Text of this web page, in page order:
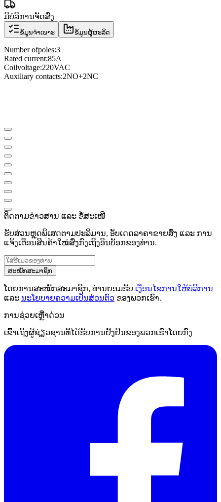
ມີບໍລິການຈັດສົ່ງ
ຂໍ້ມູນຈຳເພາະ ຂໍ້ມູນຜູ້ຜະລິດ
Number ofpoles:3
Rated current:85A
Coilvoltage:220VAC
Auxiliary contacts:2NO+2NC
ຕິດຕາມຂ່າວສານ ແລະ ຂໍ້ສະເໜີ
ຮັບສ່ວນຫຼຸດພິເສດຕາມປະລິມານ, ອັບເດດລາຄາຂາຍສົ່ງ ແລະ ການ
ແຈ້ງເຕືອນສິນຄ້າໃໝ່ສົ່ງກົງເຖິງອິນບັອກຂອງທ່ານ.
ສະໝັກສະມາຊິກ
ໂດຍການສະໝັກສະມາຊິກ, ທ່ານຍອມຮັບ ເງື່ອນໄຂການໃຫ້ບໍລິການ
ແລະ ນະໂຍບາຍຄວາມເປັນສ່ວນຕົວ ຂອງພວກເຮົາ.
ການຊ່ວຍເຫຼືໍາດ່ວນ
ເຂົ້າເຖິງຜູ້ຊ່ຽວຊານທີ່ໄດ້ຮັບການຢັ້ງຢືນຂອງພວກເຮົາໂດຍກົງ